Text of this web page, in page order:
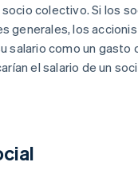
colectivo. Si los
generales, los
salario como un gasto
el salario de un